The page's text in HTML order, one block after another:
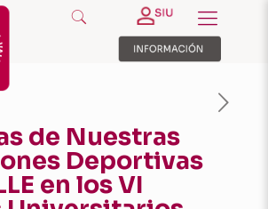
de Nuestras
Deportivas
en los VI